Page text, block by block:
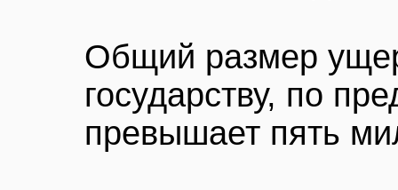
Общий размер
государству, по
превышает пять